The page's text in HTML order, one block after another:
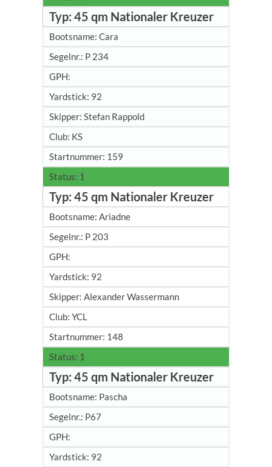
45 qm Nationaler Kreuzer
Cara
P 234
92
Stefan Rappold
KS
159
1
45 qm Nationaler Kreuzer
Ariadne
P 203
92
Alexander Wassermann
YCL
148
1
45 qm Nationaler Kreuzer
Pascha
P67
92